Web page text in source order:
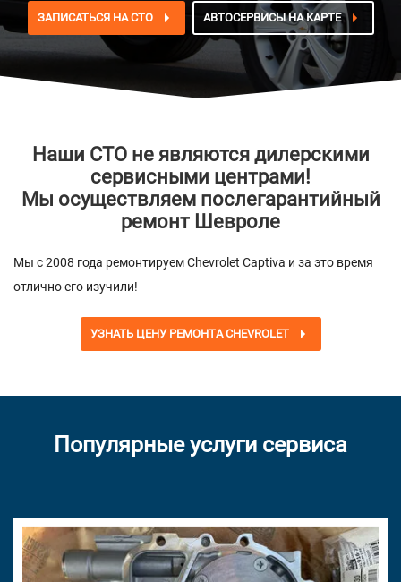
ЗАПИСАТЬСЯ НА СТО АВТОСЕРВИСЫ НА КАРТЕ
Наши СТО не являются дилерскими
сервисными центрами!
Мы осуществляем послегарантийный
ремонт Шевроле
Мы с 2008 года ремонтируем Chevrolet Captiva и за это время
отлично его изучили!
УЗНАТЬ ЦЕНУ РЕМОНТА CHEVROLET
Популярные услуги сервиса